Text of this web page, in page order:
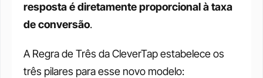
resposta é diretamente proporcional à taxa
de conversão.
A Regra de Três da CleverTap estabelece os
três pilares para esse novo modelo: